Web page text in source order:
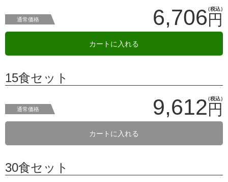
通常価格 6,706 円
（税込）
カートに入れる
15食セット
通常価格 9,612 円
（税込）
カートに入れる
30食セット